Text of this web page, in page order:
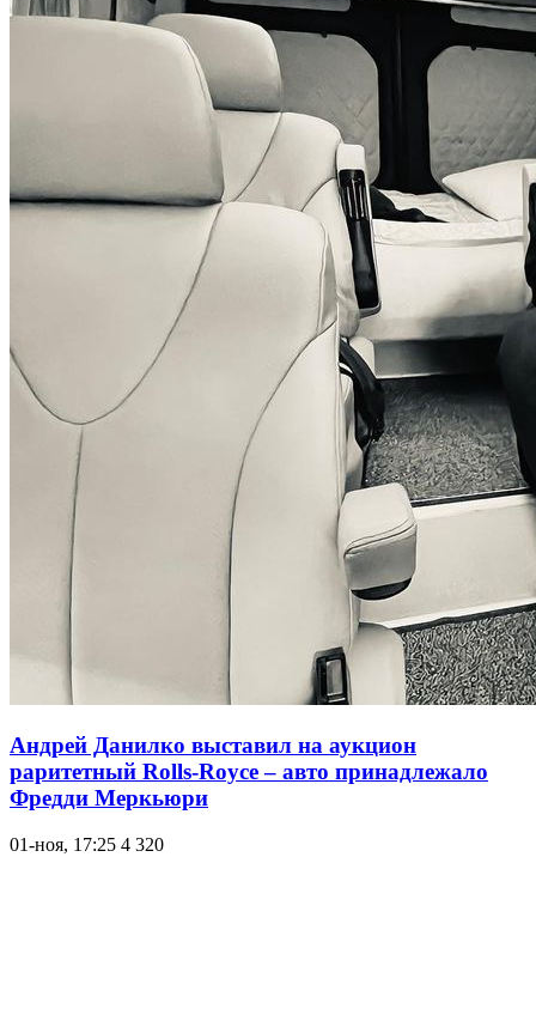
Андрей Данилко выставил на аукцион
раритетный Rolls-Royce – авто принадлежало
Фредди Меркьюри
01-ноя, 17:25 4 320